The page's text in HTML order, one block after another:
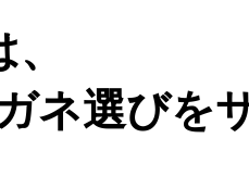
ネ選びを